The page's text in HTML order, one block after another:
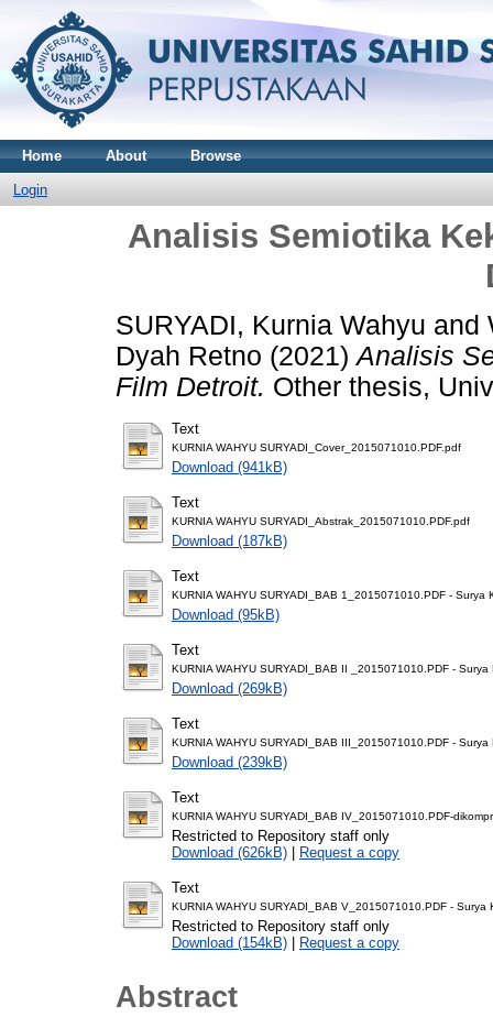
Home About Browse
Login
Analisis Semiotika
SURYADI, Kurnia Wahyu and
Dyah Retno (2021)Analisis
Film Detroit. Other thesis,
Text
KURNIA WAHYU SURYADI_Cover_2015071010.PDF.pdf
Download (941kB)
Text
KURNIA WAHYU SURYADI_Abstrak_2015071010.PDF.pdf
Download (187kB)
Text
KURNIA WAHYU SURYADI_BAB 1_2015071010.PDF - Surya
Download (95kB)
Text
KURNIA WAHYU SURYADI_BAB II _2015071010.PDF - Surya
Download (269kB)
Text
KURNIA WAHYU SURYADI_BAB III_2015071010.PDF - Surya
Download (239kB)
Text
KURNIA WAHYU SURYADI_BAB IV_2015071010.PDF-
Restricted to Repository staff only
Download (626kB) | Request a copy
Text
KURNIA WAHYU SURYADI_BAB V_2015071010.PDF - Surya
Restricted to Repository staff only
Download (154kB) | Request a copy
Abstract